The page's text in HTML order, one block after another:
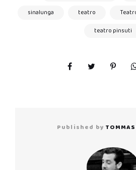
sinalunga
teatro
teatro pinsuti
Published by